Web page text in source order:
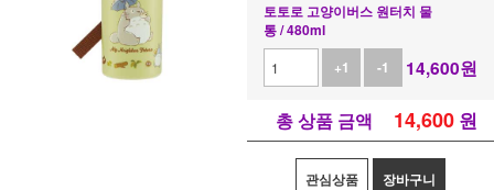
토토로 고양이버스 원터치 물
통 / 480ml
+1
-1 14,600원
총 상품 금액 14,600 원
관심상품 장바구니